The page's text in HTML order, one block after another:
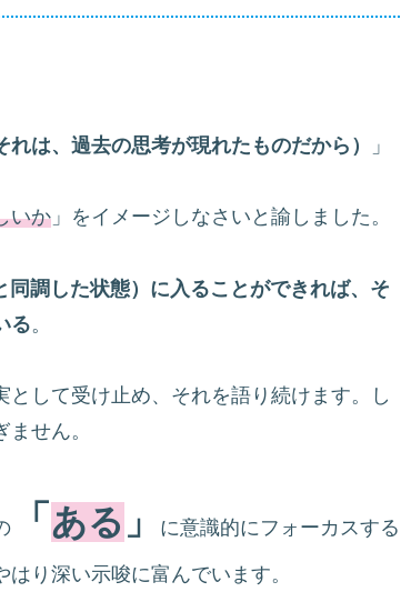
れは、過去の思考が現れたものだから） 」
いか 」をイメージしなさいと諭しました。
調した状態）に入ることができれば、そ
る。
として受け止め、それを語り続けます。し
せん。
「 ある 」 に意識的にフォーカスする
り深い示唆に富んでいます。